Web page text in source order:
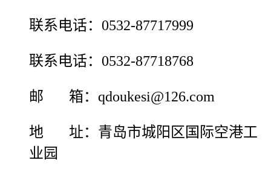
联系电话：0532-87717999
联系电话：0532-87718768
邮 箱：qdoukesi@126.com
地 址：青岛市城阳区国际空港工
业园